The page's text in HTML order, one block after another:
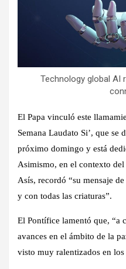
Technology global AI
El Papa vinculó este
Semana Laudato Si’, que se
próximo domingo y está
Asimismo, en el contexto
Asís, recordó “su mensaje
y con todas las criaturas”.
El Pontífice lamentó que, “a
avances en el ámbito de la
visto muy ralentizados en